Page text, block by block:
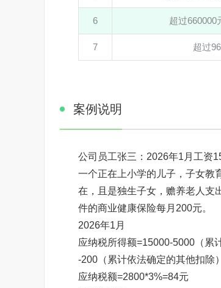
6 超过660000
7 超过
案例说明
公司员工张三：2026年1月工资
一个正在上小学的儿子，子女教
在，且是独生子女，赡养老人支
件的商业健康保险每月200元。
2026年1月
应纳税所得额=15000-5000（累
-200（累计依法确定的其他扣除
应纳税额=2800*3%=84元